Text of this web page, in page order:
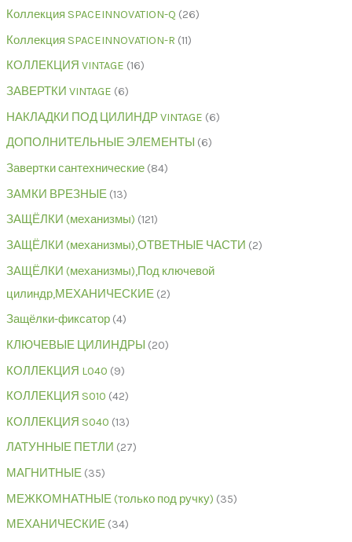
Коллекция SPACEINNOVATION-Q 26
Коллекция SPACEINNOVATION-R 11
КОЛЛЕКЦИЯ VINTAGE 16
ЗАВЕРТКИ VINTAGE 6
НАКЛАДКИ ПОД ЦИЛИНДР VINTAGE 6
ДОПОЛНИТЕЛЬНЫЕ ЭЛЕМЕНТЫ
6
Завертки сантехнические 84
ЗАМКИ ВРЕЗНЫЕ 13
ЗАЩЁЛКИ (механизмы) 121
ЗАЩЁЛКИ (механизмы),ОТВЕТНЫЕ ЧАСТИ 2
ЗАЩЁЛКИ (механизмы),Под ключевой
цилиндр,МЕХАНИЧЕСКИЕ 2
Защёлки-фиксатор 4
КЛЮЧЕВЫЕ ЦИЛИНДРЫ
20
КОЛЛЕКЦИЯ L040 9
КОЛЛЕКЦИЯ S010 42
КОЛЛЕКЦИЯ S040 13
ЛАТУННЫЕ ПЕТЛИ 27
МАГНИТНЫЕ 35
МЕЖКОМНАТНЫЕ (только под ручку) 35
МЕХАНИЧЕСКИЕ 34